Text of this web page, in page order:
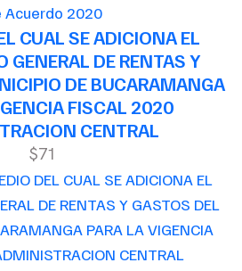
Acuerdo 2020
CUAL SE ADICIONA EL
GENERAL DE RENTAS Y
DE BUCARAMANGA
FISCAL 2020
CENTRAL
$71